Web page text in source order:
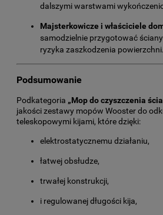
dalszymi warstwami
Majsterkowicze i właściciele
samodzielnie przygotować
ryzyka zaszkodzenia powierzchni.
Podsumowanie
Podkategoria „Mop do czyszczenia
jakości zestawy mopów Wooster do
teleskopowymi kijami, które dzięki:
elektrostatycznemu działaniu,
łatwej obsłudze,
trwałej konstrukcji,
i regulowanej długości kija,